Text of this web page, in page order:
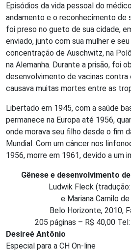
Episódios da vida pessoal do
andamento e o reconhecimento de
foi preso no gueto de sua cidade,
enviado, junto com sua mulher e
concentração de Auschwitz, na
na Alemanha. Durante a prisão, foi
desenvolvimento de vacinas
causava muitas mortes entre as
Libertado em 1945, com a saúde
permanece na Europa até 1956,
onde morava seu filho desde o fim
Mundial. Com um câncer nos
1956, morre em 1961, devido a um
Gênese e desenvolvimento
Ludwik Fleck
e Mariana Camilo
Belo Horizonte, 2010,
205 páginas – R$ 40,00
Desireé Antônio
Especial para a CH On-line